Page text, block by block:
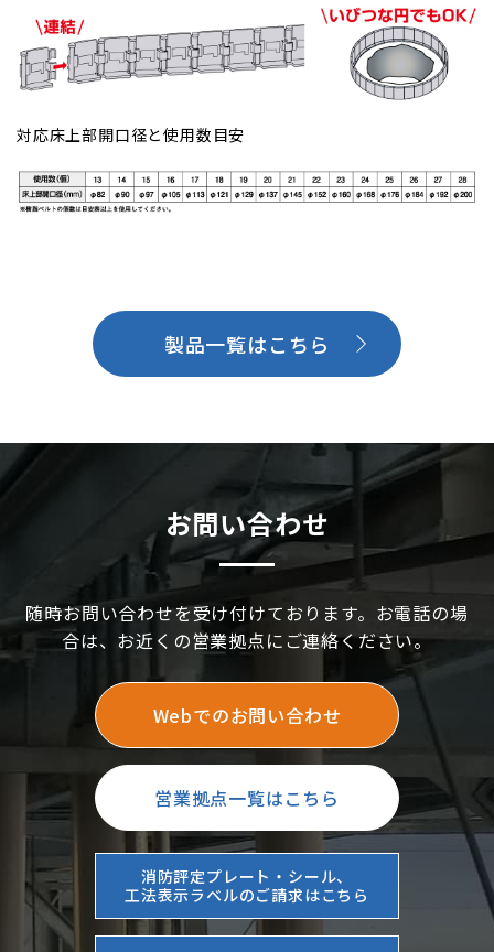
対応床上部開口径と使用数目安
製品一覧はこちら
お問い合わせ
随時お問い合わせを受け付けております。お電話の場
合は、お近くの営業拠点にご連絡ください。
Webでのお問い合わせ
営業拠点一覧はこちら
消防評定プレート・シール、
工法表示ラベルのご請求はこちら